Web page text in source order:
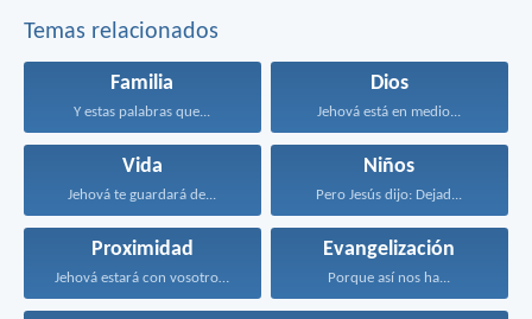
Temas relacionados
Familia
Y estas palabras que...
Dios
Jehová está en medio...
Vida
Jehová te guardará de...
Niños
Pero Jesús dijo: Dejad...
Proximidad
Jehová estará con vosotros...
Evangelización
Porque así nos ha...